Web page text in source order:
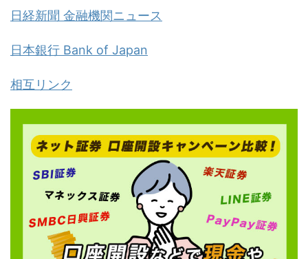
日経新聞 金融機関ニュース
日本銀行 Bank of Japan
相互リンク